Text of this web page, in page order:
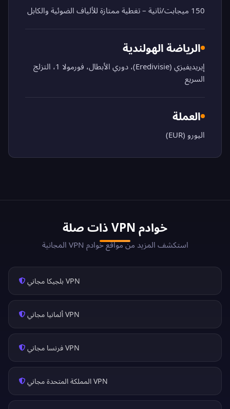
150 ميجابت/ثانية – تغطية ممتازة للألياف الضوئية والكابل
الرياضة الهولندية
إيريديفيزي (Eredivisie)، دوري الأبطال، فورمولا 1، التزلج
السريع
العملة
اليورو (EUR)
خوادم VPN ذات صلة
استكشف المزيد من مواقع خوادم VPN المجانية
VPN بلجيكا مجاني
VPN ألمانيا مجاني
VPN فرنسا مجاني
VPN المملكة المتحدة مجاني